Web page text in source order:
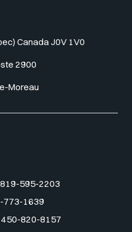
Canada J0V 1V0
2900
Moreau
819-595-2203
773-1639
450-820-8157